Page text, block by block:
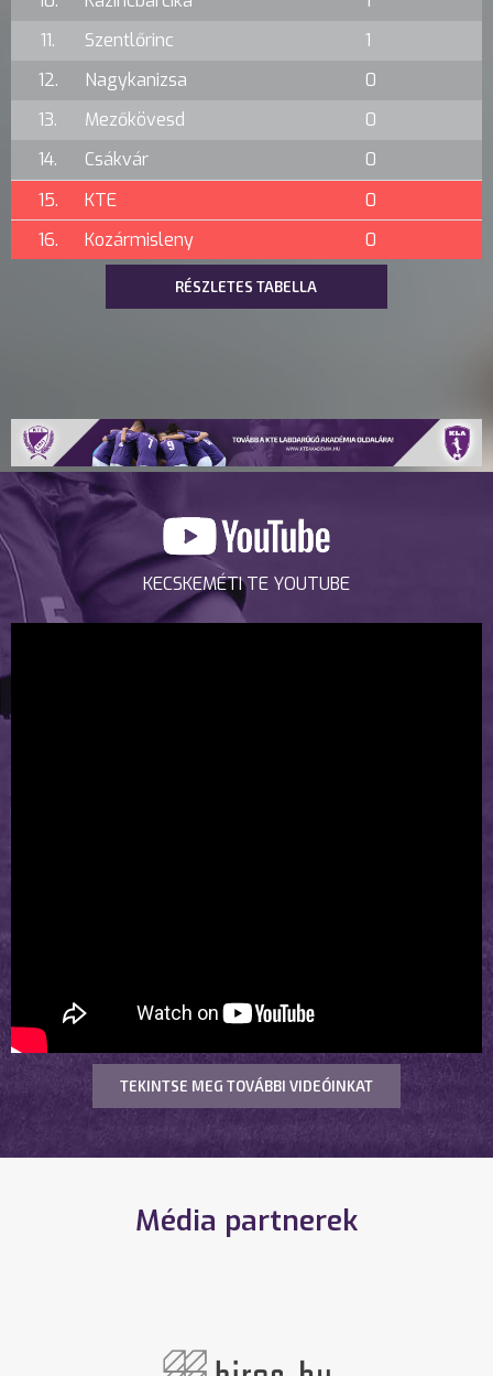
11.
Szentlőrinc
1
12.
Nagykanizsa
0
13.
Mezőkövesd
0
14.
Csákvár
0
15.
KTE
0
16.
Kozármisleny 0
RÉSZLETES TABELLA
KECSKEMÉTI TE YOUTUBE
TEKINTSE MEG TOVÁBBI VIDEÓINKAT
Média partnerek